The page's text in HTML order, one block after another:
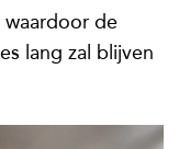
de
lang zal blijven